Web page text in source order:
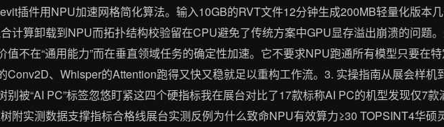
插件用NPU加速网格简化算法。输入10GB的RVT文件12分钟生成200MB轻量化版本
计算卸载到NPU而拓扑结构校验留在CPU避免了传统方案中GPU显存溢出崩溃的问题
值不在“通用能力”而在垂直领域任务的确定性加速。它不要求NPU跑通所有模型只要在
Conv2D、Whisper的Attention跑得又快又稳就足以重构工作流。3. 实操指南从展会样机
别被“AI PC”标签忽悠盯紧这四个硬指标我在展台对比了17款标称AI PC的机型发现仅7款
附实测数据支撑指标合格线展台实测反例为什么致命NPU有效算力≥30 TOPSINT4华硕